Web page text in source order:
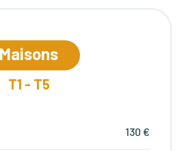
Maisons
T1 - T5
130 €